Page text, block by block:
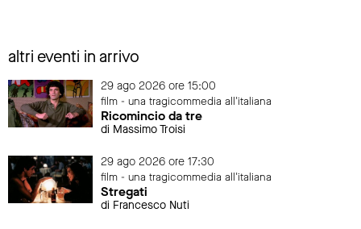
altri eventi in arrivo
29 ago 2026 ore 15:00
film - una tragicommedia all'italiana
Ricomincio da tre
di Massimo Troisi
29 ago 2026 ore 17:30
film - una tragicommedia all'italiana
Stregati
di Francesco Nuti